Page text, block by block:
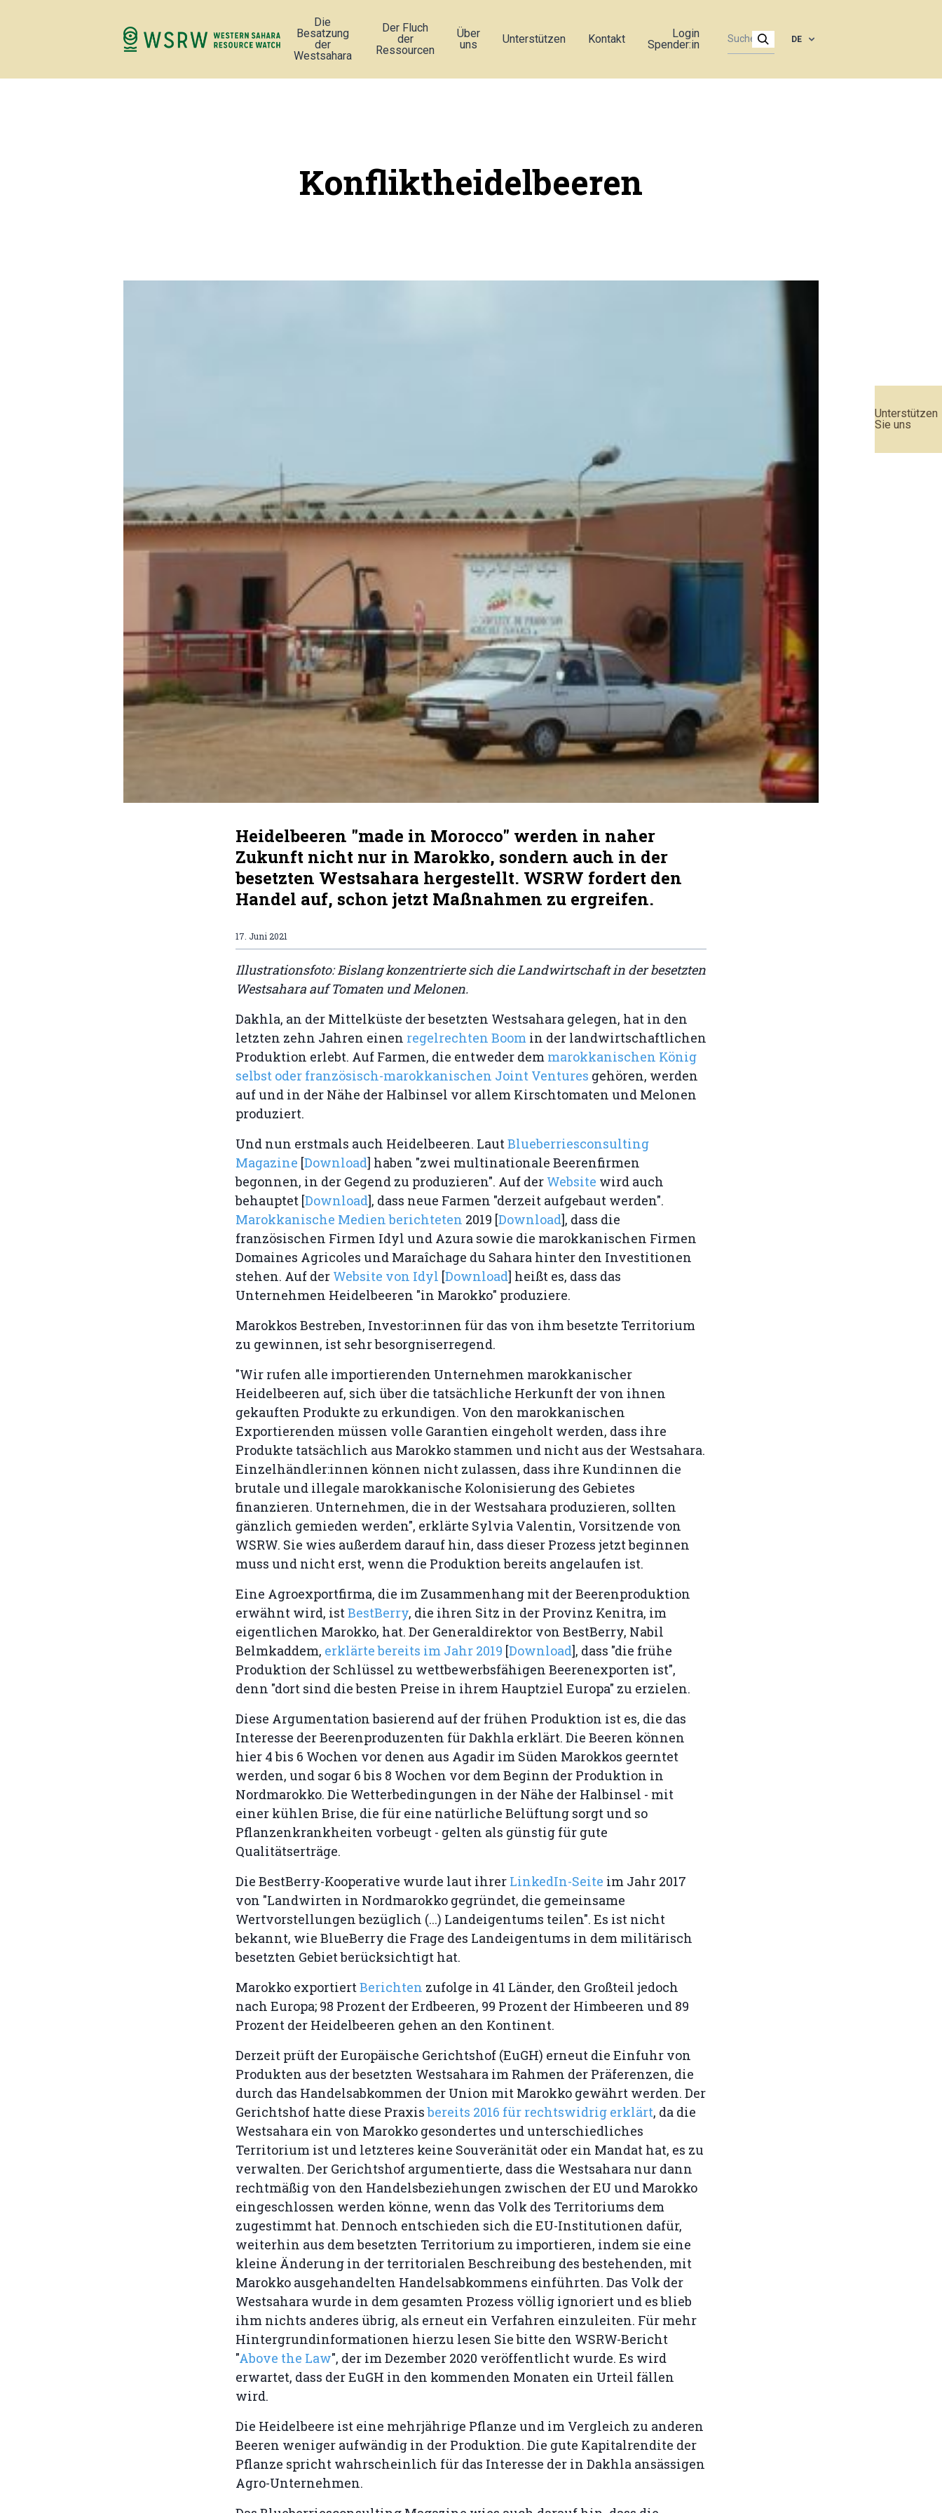
Unterstützen
Sie uns
Die
Besatzung
der
Westsahara
Der Fluch
der
Ressourcen
Über
uns
Unterstützen Kontakt
Login
Spender:in
DE
Konfliktheidelbeeren
Heidelbeeren "made in Morocco" werden in naher
Zukunft nicht nur in Marokko, sondern auch in der
besetzten Westsahara hergestellt. WSRW fordert den
Handel auf, schon jetzt Maßnahmen zu ergreifen.
17. Juni 2021
Illustrationsfoto: Bislang konzentrierte sich die Landwirtschaft in der besetzten
Westsahara auf Tomaten und Melonen.
Dakhla, an der Mittelküste der besetzten Westsahara gelegen, hat in den
letzten zehn Jahren einen regelrechten Boom in der landwirtschaftlichen
Produktion erlebt. Auf Farmen, die entweder dem marokkanischen König
selbst oder französisch-marokkanischen Joint Ventures gehören, werden
auf und in der Nähe der Halbinsel vor allem Kirschtomaten und Melonen
produziert.
Und nun erstmals auch Heidelbeeren. LautBlueberriesconsulting
Magazine [Download] haben "zwei multinationale Beerenfirmen
begonnen, in der Gegend zu produzieren". Auf der Website wird auch
behauptet [Download], dass neue Farmen "derzeit aufgebaut werden".
Marokkanische Medien berichteten 2019 [Download], dass die
französischen Firmen Idyl und Azura sowie die marokkanischen Firmen
Domaines Agricoles und Maraîchage du Sahara hinter den Investitionen
stehen. Auf der Website von Idyl [Download] heißt es, dass das
Unternehmen Heidelbeeren "in Marokko" produziere.
Marokkos Bestreben, Investor:innen für das von ihm besetzte Territorium
zu gewinnen, ist sehr besorgniserregend.
"Wir rufen alle importierenden Unternehmen marokkanischer
Heidelbeeren auf, sich über die tatsächliche Herkunft der von ihnen
gekauften Produkte zu erkundigen. Von den marokkanischen
Exportierenden müssen volle Garantien eingeholt werden, dass ihre
Produkte tatsächlich aus Marokko stammen und nicht aus der Westsahara.
Einzelhändler:innen können nicht zulassen, dass ihre Kund:innen die
brutale und illegale marokkanische Kolonisierung des Gebietes
finanzieren. Unternehmen, die in der Westsahara produzieren, sollten
gänzlich gemieden werden", erklärte Sylvia Valentin, Vorsitzende von
WSRW. Sie wies außerdem darauf hin, dass dieser Prozess jetzt beginnen
muss und nicht erst, wenn die Produktion bereits angelaufen ist.
Eine Agroexportfirma, die im Zusammenhang mit der Beerenproduktion
erwähnt wird, istBestBerry, die ihren Sitz in der Provinz Kenitra, im
eigentlichen Marokko, hat. Der Generaldirektor von BestBerry, Nabil
Belmkaddem, erklärte bereits im Jahr 2019 [Download], dass "die frühe
Produktion der Schlüssel zu wettbewerbsfähigen Beerenexporten ist",
denn "dort sind die besten Preise in ihrem Hauptziel Europa" zu erzielen.
Diese Argumentation basierend auf der frühen Produktion ist es, die das
Interesse der Beerenproduzenten für Dakhla erklärt. Die Beeren können
hier 4 bis 6 Wochen vor denen aus Agadir im Süden Marokkos geerntet
werden, und sogar 6 bis 8 Wochen vor dem Beginn der Produktion in
Nordmarokko. Die Wetterbedingungen in der Nähe der Halbinsel - mit
einer kühlen Brise, die für eine natürliche Belüftung sorgt und so
Pflanzenkrankheiten vorbeugt - gelten als günstig für gute
Qualitätserträge.
Die BestBerry-Kooperative wurde laut ihrer LinkedIn-Seite im Jahr 2017
von "Landwirten in Nordmarokko gegründet, die gemeinsame
Wertvorstellungen bezüglich (...) Landeigentums teilen". Es ist nicht
bekannt, wie BlueBerry die Frage des Landeigentums in dem militärisch
besetzten Gebiet berücksichtigt hat.
Marokko exportiertBerichten zufolge in 41 Länder, den Großteil jedoch
nach Europa; 98 Prozent der Erdbeeren, 99 Prozent der Himbeeren und 89
Prozent der Heidelbeeren gehen an den Kontinent.
Derzeit prüft der Europäische Gerichtshof (EuGH) erneut die Einfuhr von
Produkten aus der besetzten Westsahara im Rahmen der Präferenzen, die
durch das Handelsabkommen der Union mit Marokko gewährt werden. Der
Gerichtshof hatte diese Praxisbereits 2016 für rechtswidrig erklärt, da die
Westsahara ein von Marokko gesondertes und unterschiedliches
Territorium ist und letzteres keine Souveränität oder ein Mandat hat, es zu
verwalten. Der Gerichtshof argumentierte, dass die Westsahara nur dann
rechtmäßig von den Handelsbeziehungen zwischen der EU und Marokko
eingeschlossen werden könne, wenn das Volk des Territoriums dem
zugestimmt hat. Dennoch entschieden sich die EU-Institutionen dafür,
weiterhin aus dem besetzten Territorium zu importieren, indem sie eine
kleine Änderung in der territorialen Beschreibung des bestehenden, mit
Marokko ausgehandelten Handelsabkommens einführten. Das Volk der
Westsahara wurde in dem gesamten Prozess völlig ignoriert und es blieb
ihm nichts anderes übrig, als erneut ein Verfahren einzuleiten. Für mehr
Hintergrundinformationen hierzu lesen Sie bitte den WSRW-Bericht
"Above the Law", der im Dezember 2020 veröffentlicht wurde. Es wird
erwartet, dass der EuGH in den kommenden Monaten ein Urteil fällen
wird.
Die Heidelbeere ist eine mehrjährige Pflanze und im Vergleich zu anderen
Beeren weniger aufwändig in der Produktion. Die gute Kapitalrendite der
Pflanze spricht wahrscheinlich für das Interesse der in Dakhla ansässigen
Agro-Unternehmen.